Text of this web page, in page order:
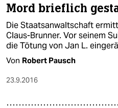
Mord brieflich
Die Staatsanwaltschaft
Claus-Brunner. Vor seinem
die Tötung von Jan L.
Von Robert Pausch
23.9.2016